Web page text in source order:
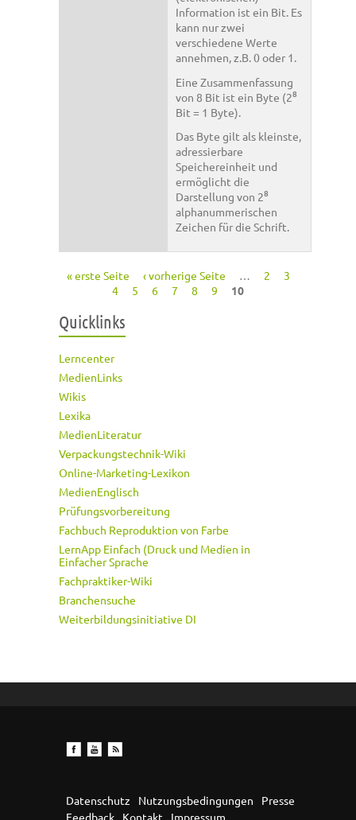
Information ist ein Bit. Es
kann nur zwei
verschiedene Werte
annehmen, z.B. 0 oder 1.
Eine Zusammenfassung
von 8 Bit ist ein Byte (28
Bit = 1 Byte).
Das Byte gilt als kleinste,
adressierbare
Speichereinheit und
ermöglicht die
Darstellung von 28
alphanummerischen
Zeichen für die Schrift.
« erste Seite ‹ vorherige Seite … 2
3
4
5 6 7 8 9 10
Quicklinks
Lerncenter
MedienLinks
Wikis
Lexika
MedienLiteratur
Verpackungstechnik-Wiki
Online-Marketing-Lexikon
MedienEnglisch
Prüfungsvorbereitung
Fachbuch Reproduktion von Farbe
LernApp Einfach (Druck und Medien in
Einfacher Sprache
Fachpraktiker-Wiki
Branchensuche
Weiterbildungsinitiative DI
Datenschutz Nutzungsbedingungen
Presse